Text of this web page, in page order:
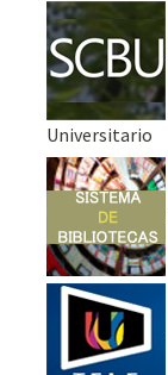
Universitario